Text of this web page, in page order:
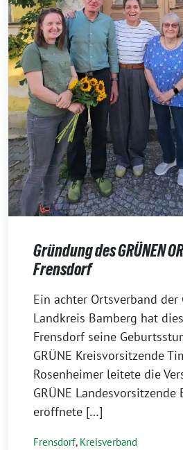
Gründung des GRÜNEN
Frensdorf
29.
Juli
2026
Ein achter Ortsverband der
Landkreis Bamberg hat
Frensdorf seine
GRÜNE Kreisvorsitzende
Rosenheimer leitete die
GRÜNE Landesvorsitzende
eröffnete […]
Frensdorf, Kreisverband